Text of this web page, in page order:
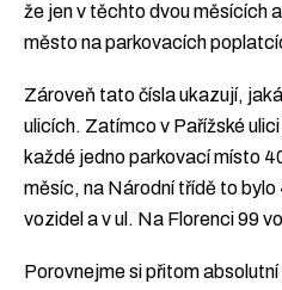
že jen v těchto dvou měsících
město na parkovacích
Zároveň tato čísla ukazují,
ulicích. Zatímco v Pařížské
každé jedno parkovací místo
měsíc, na Národní třídě to
vozidel a v ul. Na Florenci 99
Porovnejme si přitom